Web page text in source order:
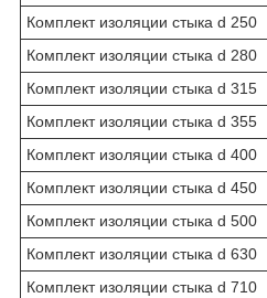
Комплект изоляции стыка d 250
Комплект изоляции стыка d 280
Комплект изоляции стыка d 315
Комплект изоляции стыка d 355
Комплект изоляции стыка d 400
Комплект изоляции стыка d 450
Комплект изоляции стыка d 500
Комплект изоляции стыка d 630
Комплект изоляции стыка d 710